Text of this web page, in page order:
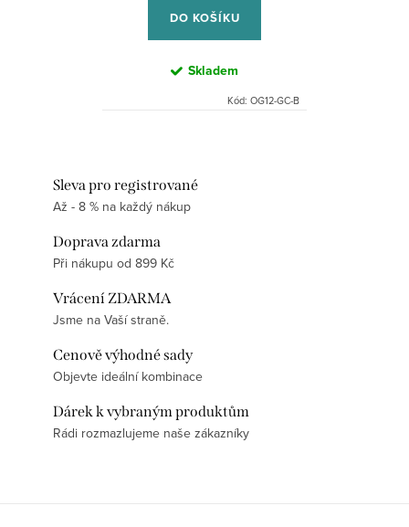
DO KOŠÍKU
Skladem
Kód: OG12-GC-B
Sleva pro registrované
Až - 8 % na každý nákup
Doprava zdarma
Při nákupu od 899 Kč
Vrácení ZDARMA
Jsme na Vaší straně.
Cenově výhodné sady
Objevte ideální kombinace
Dárek k vybraným produktům
Rádi rozmazlujeme naše zákazníky